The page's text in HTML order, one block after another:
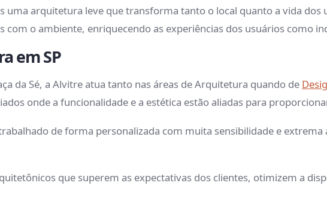
uma arquitetura leve que transforma tanto o local quanto a vida dos
com o ambiente, enriquecendo as experiências dos usuários como
em SP
da Sé, a Alvitre atua tanto nas áreas de Arquitetura quando de
onde a funcionalidade e a estética estão aliadas para
de forma personalizada com muita sensibilidade e extrema
que superem as expectativas dos clientes, otimizem a